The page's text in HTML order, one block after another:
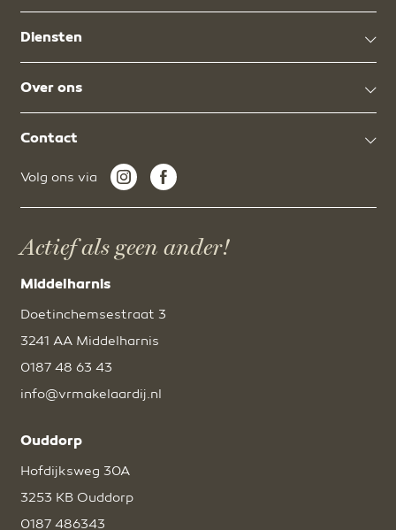
Diensten
Over ons
Contact
Volg ons via
Actief als geen ander!
Middelharnis
Doetinchemsestraat 3
3241 AA Middelharnis
0187 48 63 43
info@vrmakelaardij.nl
Ouddorp
Hofdijksweg 30A
3253 KB Ouddorp
0187 486343